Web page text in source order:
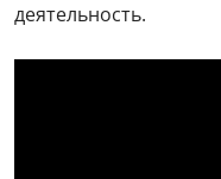
деятельность.